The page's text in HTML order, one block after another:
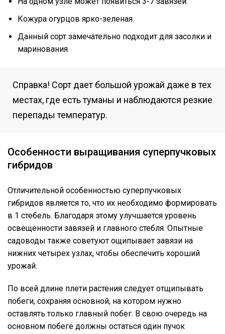
Кожура огурцов ярко-зеленая.
Данный сорт замечательно подходит для засолки и
маринования.
Справка! Сорт дает большой урожай даже в тех
местах, где есть туманы и наблюдаются резкие
перепады температур.
Особенности выращивания суперпучковых
гибридов
Отличительной особенностью суперпучковых
гибридов является то, что их необходимо формировать
в 1 стебель. Благодаря этому улучшается уровень
освещенности завязей и главного стебля. Опытные
садоводы также советуют ощипывает завязи на
нижних четырех узлах, чтобы обеспечить хороший
урожай.
По всей длине плети растения следует отщипывать
побеги, сохраняя основной, на котором нужно
оставлять только главный побег. В свою очередь на
основном побеге должны остаться один пучок